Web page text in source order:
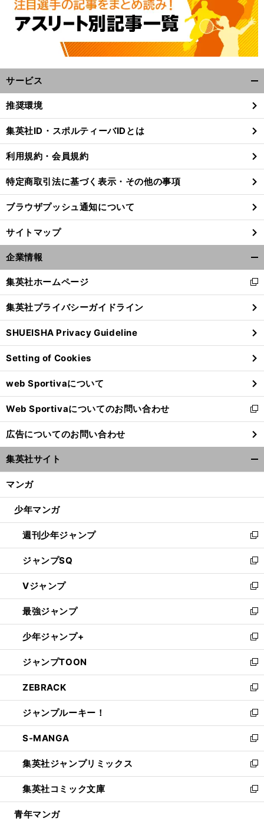
サービス
閉
る
推奨環境
集英社ID・スポルティーバIDとは
利用規約・会員規約
特定商取引法に基づく表示・その他の事項
ブラウザプッシュ通知について
サイトマップ
企業情報
閉
る
集英社ホームページ
新
し
い
ウ
ィ
ン
ド
ウ
で
開
く
集英社プライバシーガイドライン
SHUEISHA Privacy Guideline
Setting of Cookies
web Sportivaについて
Web Sportivaについてのお問い合わせ
新
し
い
ウ
ィ
ン
ウ
開
く
広告についてのお問い合わせ
集英社サイト
マンガ
少年マンガ
週刊少年ジャンプ
新
し
い
ウ
ィ
ン
ド
ウ
で
開
く
ジャンプSQ
新
し
い
ウ
ィ
ン
ド
ウ
で
開
く
Vジャンプ
新
し
い
ウ
ィ
ン
ド
ウ
で
開
く
最強ジャンプ
新
し
い
ウ
ィ
ン
ド
ウ
で
開
く
少年ジャンプ+
新
し
い
ウ
ィ
ン
ド
ウ
で
開
く
ジャンプTOON
新
し
い
ウ
ィ
ン
ド
ウ
で
開
く
ZEBRACK
新
し
い
ウ
ィ
ン
ド
ウ
で
開
ジャンプルーキー！
新
し
い
ウ
ィ
ン
ド
ウ
S-MANGA
新
し
い
ウ
ィ
ン
集英社ジャンプリミックス
新
し
い
ウ
集英社コミック文庫
新
し
青年マンガ